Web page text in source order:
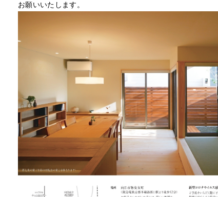
お願いいたします。